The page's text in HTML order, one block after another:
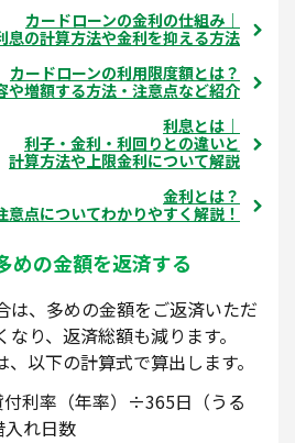
カードローンの金利の仕組み｜
息の計算方法や金利を抑える方法
カードローンの利用限度額とは？
や増額する方法・注意点など紹介
利息とは｜
利子・金利・利回りとの違いと
計算方法や上限金利について解説
金利とは？
意点についてわかりやすく解説！
めの金額を返済する
は、多めの金額をご返済いただ
り、返済総額も減ります。
以下の計算式で算出します。
利率（年率）÷365日（うる
れ日数